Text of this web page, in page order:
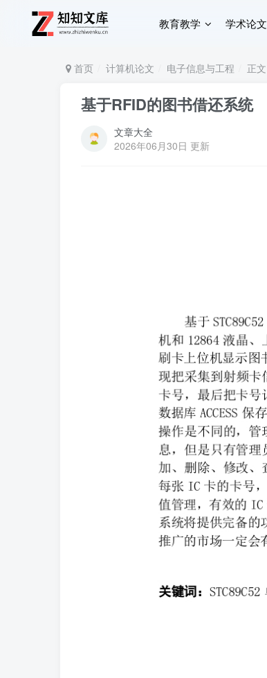
教育教学 学术论文
首页 计算机论文 电子信息与工程 正文
基于RFID的图书借还系统
文章大全
2026年06月30日 更新